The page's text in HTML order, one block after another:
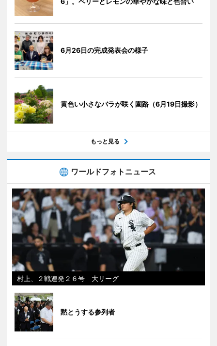
6月26日の完成発表会の様子
黄色い小さなバラが咲く園路（6月19日撮影）
もっと見る
ワールドフォトニュース
村上、２戦連発２６号 大リーグ
黙とうする参列者